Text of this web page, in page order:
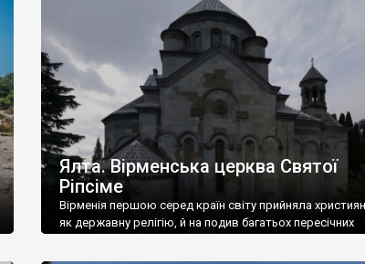
називаються «повстяками» (postaki)…” “Вино. Крим
виробляє відмінне вино і його вдосталь: воно все
легке біле і дуже […]
Ялта. Вірменська церква Святої
Ріпсіме
Вірменія першою серед країн світу прийняла
як державну релігію, й на подив багатьох пересічних